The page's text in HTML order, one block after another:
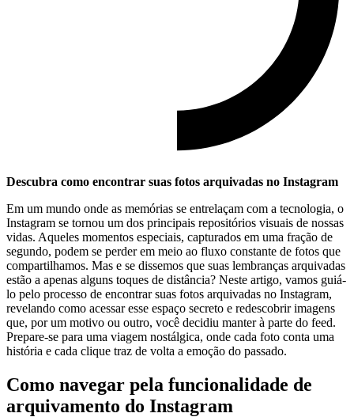
Descubra como encontrar​ suas fotos arquivadas no Instagram
Em um‌ mundo onde ​as memórias se entrelaçam com a tecnologia, o ​
Instagram ⁢se⁣ tornou um dos ​principais repositórios ​visuais de nossas
vidas. ⁢Aqueles momentos especiais, capturados em ⁣uma fração ​de⁣
segundo, ‌podem se ‌perder em meio ao ⁤fluxo constante​ de fotos que
compartilhamos. Mas e se dissemos‌ que suas lembranças arquivadas
estão a apenas alguns toques de distância? Neste artigo, vamos guiá-
lo‌ pelo processo de encontrar⁤ suas‍ fotos arquivadas no Instagram,​
revelando ‌como acessar esse ⁢espaço secreto e ​redescobrir imagens ​
que, ‌por ⁣um⁢ motivo ou outro, você decidiu manter à‍ parte do‍ feed.
Prepare-se⁤ para ⁣uma viagem nostálgica, onde ‌cada foto conta uma⁤
história⁢ e cada clique traz⁣ de volta ⁢a emoção ⁢do‍ passado.
Como navegar pela ‌funcionalidade de
arquivamento do Instagram